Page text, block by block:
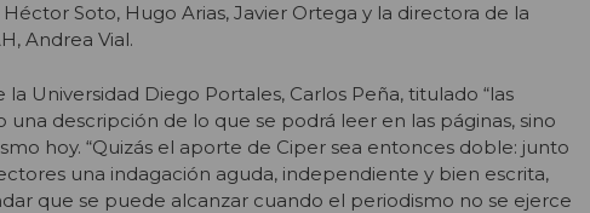
Soto, Hugo Arias, Javier Ortega y la directora de la
Andrea Vial.
Universidad Diego Portales, Carlos Peña, titulado “las
una descripción de lo que se podrá leer en las páginas, sino
hoy. “Quizás el aporte de Ciper sea entonces doble: junto
una indagación aguda, independiente y bien escrita,
que se puede alcanzar cuando el periodismo no se ejerce